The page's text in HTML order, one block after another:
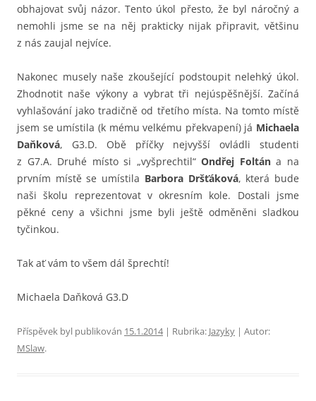
obhajovat svůj názor. Tento úkol přesto, že byl náročný a
nemohli jsme se na něj prakticky nijak připravit, většinu
z nás zaujal nejvíce.
Nakonec musely naše zkoušející podstoupit nelehký úkol.
Zhodnotit naše výkony a vybrat tři nejúspěšnější. Začíná
vyhlašování jako tradičně od třetího místa. Na tomto místě
jsem se umístila (k mému velkému překvapení) já Michaela
Daňková, G3.D. Obě příčky nejvyšší ovládli studenti
z G7.A. Druhé místo si „vyšprechtil“Ondřej Foltána na
prvním místě se umístila Barbora Dršťáková, která bude
naši školu reprezentovat v okresním kole. Dostali jsme
pěkné ceny a všichni jsme byli ještě odměněni sladkou
tyčinkou.
Tak ať vám to všem dál šprechtí!
Michaela Daňková G3.D
Příspěvek byl publikován 15.1.2014| Rubrika: Jazyky | Autor:
MSlaw.